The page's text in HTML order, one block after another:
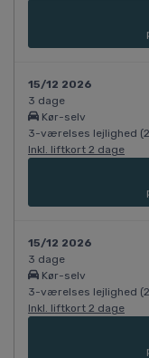
15/12 2026
3 dage
Kør-selv
3-værelses lejlighed
Inkl. liftkort 2 dage
15/12 2026
3 dage
Kør-selv
3-værelses lejlighed
Inkl. liftkort 2 dage